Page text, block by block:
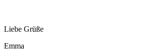
Liebe Grüße
Emma